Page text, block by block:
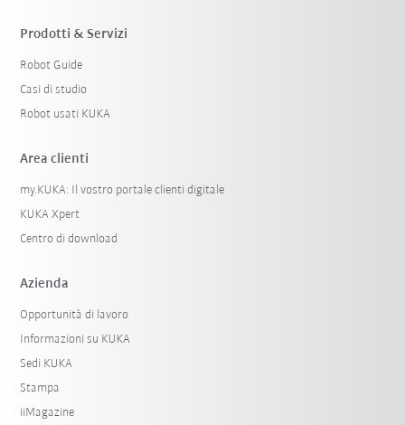
Prodotti & Servizi
Robot Guide
Casi di studio
Robot usati KUKA
Area clienti
my.KUKA: Il vostro portale clienti digitale
KUKA Xpert
Centro di download
Azienda
Opportunità di lavoro
Informazioni su KUKA
Sedi KUKA
Stampa
iiMagazine